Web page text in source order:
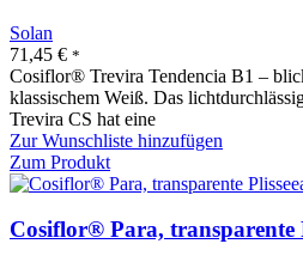
Solan
71,45 € *
Cosiflor® Trevira Tendencia B1 –
klassischem Weiß. Das
Trevira CS hat eine
Zur Wunschliste hinzufügen
Zum Produkt
Cosiflor® Para, transparente